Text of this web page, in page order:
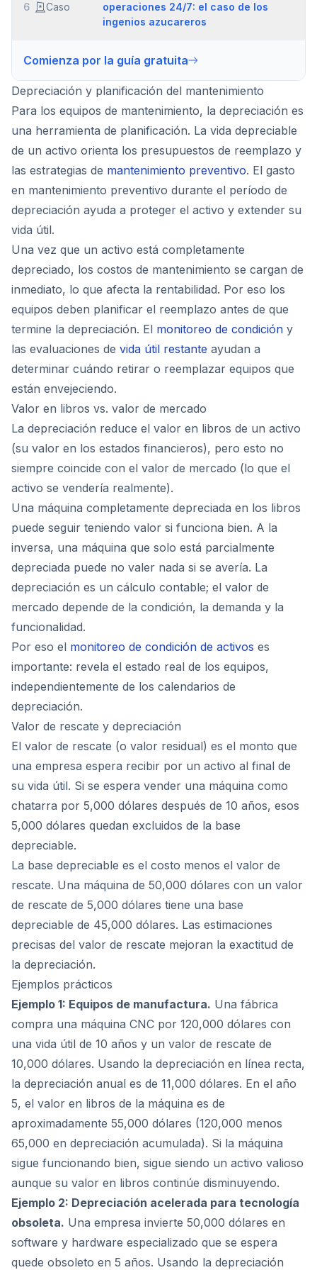
6 Caso
operaciones 24/7: el caso de los
ingenios azucareros
Comienza por la guía gratuita
Depreciación y planificación del mantenimiento
Para los equipos de mantenimiento, la depreciación es
una herramienta de planificación. La vida depreciable
de un activo orienta los presupuestos de reemplazo y
las estrategias de mantenimiento preventivo. El gasto
en mantenimiento preventivo durante el período de
depreciación ayuda a proteger el activo y extender su
vida útil.
Una vez que un activo está completamente
depreciado, los costos de mantenimiento se cargan de
inmediato, lo que afecta la rentabilidad. Por eso los
equipos deben planificar el reemplazo antes de que
termine la depreciación. El monitoreo de condición y
las evaluaciones de vida útil restante ayudan a
determinar cuándo retirar o reemplazar equipos que
están envejeciendo.
Valor en libros vs. valor de mercado
La depreciación reduce el valor en libros de un activo
(su valor en los estados financieros), pero esto no
siempre coincide con el valor de mercado (lo que el
activo se vendería realmente).
Una máquina completamente depreciada en los libros
puede seguir teniendo valor si funciona bien. A la
inversa, una máquina que solo está parcialmente
depreciada puede no valer nada si se avería. La
depreciación es un cálculo contable; el valor de
mercado depende de la condición, la demanda y la
funcionalidad.
Por eso el monitoreo de condición de activos es
importante: revela el estado real de los equipos,
independientemente de los calendarios de
depreciación.
Valor de rescate y depreciación
El valor de rescate (o valor residual) es el monto que
una empresa espera recibir por un activo al final de
su vida útil. Si se espera vender una máquina como
chatarra por 5,000 dólares después de 10 años, esos
5,000 dólares quedan excluidos de la base
depreciable.
La base depreciable es el costo menos el valor de
rescate. Una máquina de 50,000 dólares con un valor
de rescate de 5,000 dólares tiene una base
depreciable de 45,000 dólares. Las estimaciones
precisas del valor de rescate mejoran la exactitud de
la depreciación.
Ejemplos prácticos
Ejemplo 1: Equipos de manufactura. Una fábrica
compra una máquina CNC por 120,000 dólares con
una vida útil de 10 años y un valor de rescate de
10,000 dólares. Usando la depreciación en línea recta,
la depreciación anual es de 11,000 dólares. En el año
5, el valor en libros de la máquina es de
aproximadamente 55,000 dólares (120,000 menos
65,000 en depreciación acumulada). Si la máquina
sigue funcionando bien, sigue siendo un activo valioso
aunque su valor en libros continúe disminuyendo.
Ejemplo 2: Depreciación acelerada para tecnología
obsoleta. Una empresa invierte 50,000 dólares en
software y hardware especializado que se espera
quede obsoleto en 5 años. Usando la depreciación